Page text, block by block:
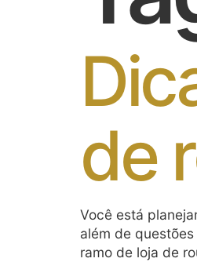
de
Você está
além de
ramo de loja de